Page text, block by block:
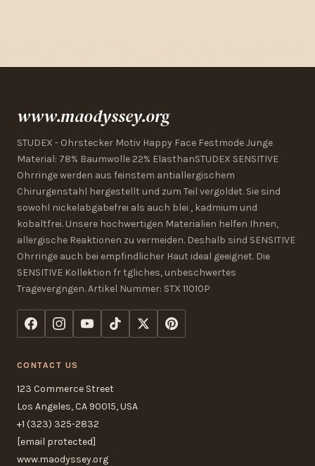
www.maodyssey.org
STUDEX - Ohrstecker Motiv Happy Face Festmode Junge
Material: 78% Baumwolle 22% ElasthanSTUDEX SENSITIVE
Ohrringe werden aus feinstem antiallergischem
Chirurgenstahl hergestellt und zum Teil vergoldet. Sie sind
sowohl nickelabgabefrei als auch blei , kadmium und
kobaltfrei. Unsere hochwertigen Materialien helfen Ihnen,
allergische Reaktionen zu vermeiden. Deshalb sind SENSITIVE
Ohrringe auch bei empfindlicher Haut ideal geeignet. Die
SENSITIVE Kollektion fr tgliches, unbeschwertes
Tragevergngen. Artikel Nummer: STX 11010P
CONTACT US
123 Commerce Street
Los Angeles, CA 90015, USA
+1 (323) 325-2832
[email protected]
www.maodyssey.org